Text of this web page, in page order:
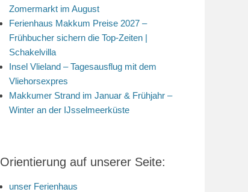
Zomermarkt im August
Ferienhaus Makkum Preise 2027 –
Frühbucher sichern die Top-Zeiten |
Schakelvilla
Insel Vlieland – Tagesausflug mit dem
Vliehorsexpres
Makkumer Strand im Januar & Frühjahr –
Winter an der IJsselmeerküste
Orientierung auf unserer Seite:
unser Ferienhaus